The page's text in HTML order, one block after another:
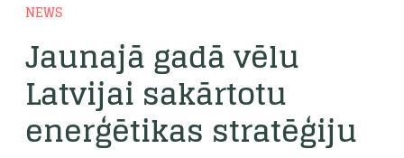
NEWS
Jaunajā gadā vēlu
Latvijai sakārtotu
enerģētikas stratēģiju